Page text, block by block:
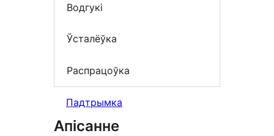
Водгукі
Ўсталёўка
Распрацоўка
Падтрымка
Апісанне